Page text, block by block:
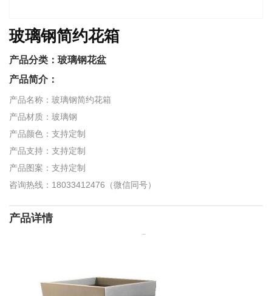
玻璃钢简约花箱
产品分类： 玻璃钢花盆
产品简介：
产品名称：玻璃钢简约花箱
产品材质：玻璃钢
产品颜色：支持定制
产品支持：支持定制
产品图案：支持定制
咨询热线：18033412476（微信同号）
产品详情